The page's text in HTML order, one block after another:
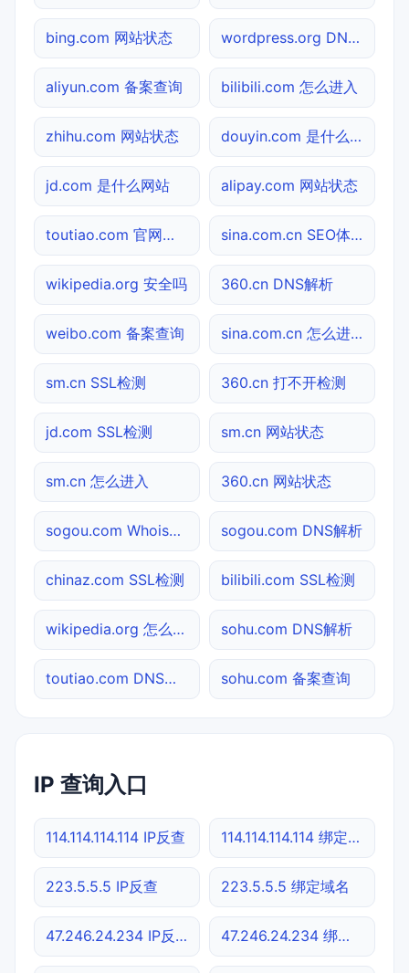
bing.com 网站状态 wordpress.org DNS解析
aliyun.com 备案查询 bilibili.com 怎么进入
zhihu.com 网站状态 douyin.com 是什么网站
jd.com 是什么网站 alipay.com 网站状态
toutiao.com 官网入口 sina.com.cn SEO体检
wikipedia.org 安全吗 360.cn DNS解析
weibo.com 备案查询 sina.com.cn 怎么进入
sm.cn SSL检测 360.cn 打不开检测
jd.com SSL检测 sm.cn 网站状态
sm.cn 怎么进入 360.cn 网站状态
sogou.com Whois查询 sogou.com DNS解析
chinaz.com SSL检测 bilibili.com SSL检测
wikipedia.org 怎么进入 sohu.com DNS解析
toutiao.com DNS解析 sohu.com 备案查询
IP 查询入口
114.114.114.114 IP反查 114.114.114.114 绑定域名
223.5.5.5 IP反查 223.5.5.5 绑定域名
47.246.24.234 IP反查 47.246.24.234 绑定域名